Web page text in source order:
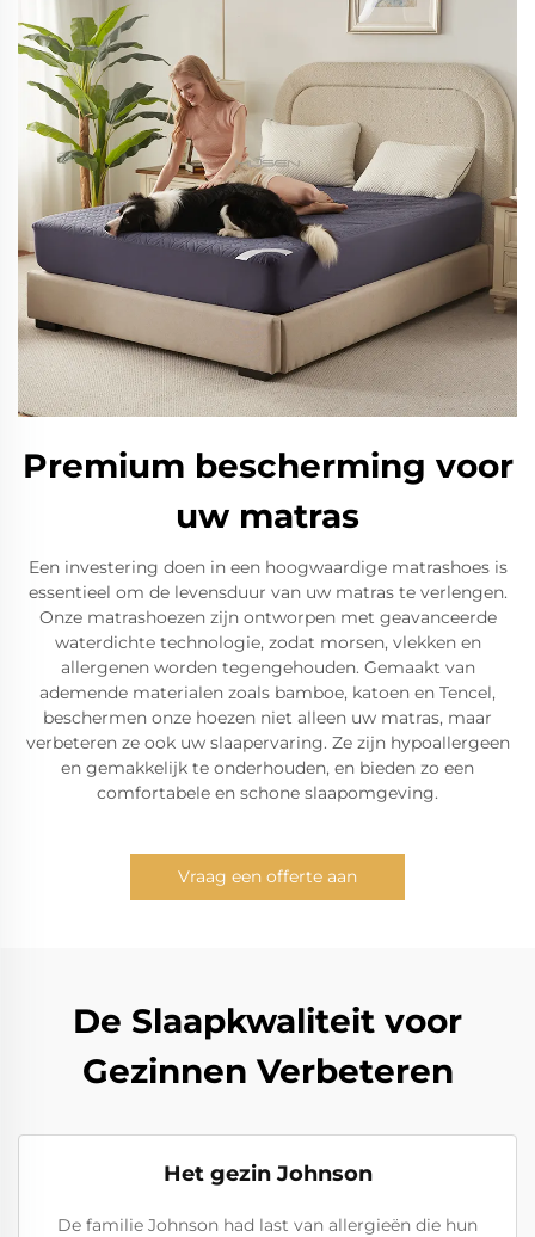
Premium bescherming voor
uw matras
Een investering doen in een hoogwaardige matrashoes is
essentieel om de levensduur van uw matras te verlengen.
Onze matrashoezen zijn ontworpen met geavanceerde
waterdichte technologie, zodat morsen, vlekken en
allergenen worden tegengehouden. Gemaakt van
ademende materialen zoals bamboe, katoen en Tencel,
beschermen onze hoezen niet alleen uw matras, maar
verbeteren ze ook uw slaapervaring. Ze zijn hypoallergeen
en gemakkelijk te onderhouden, en bieden zo een
comfortabele en schone slaapomgeving.
Vraag een offerte aan
De Slaapkwaliteit voor
Gezinnen Verbeteren
Het gezin Johnson
De familie Johnson had last van allergieën die hun